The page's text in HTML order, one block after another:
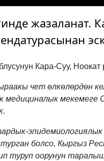
жазаланат.
Кара-Суу, Ноокат
чет өлкөлөрдөн
медициналык мекемеге
болсо, Кыргыз
туруп оорунун